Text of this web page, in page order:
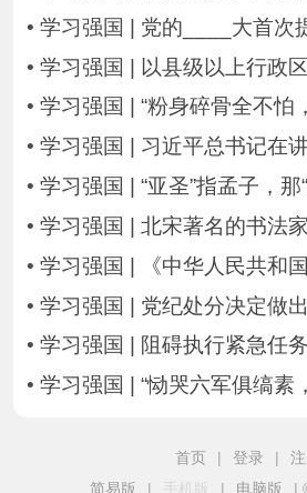
• 学习强国 | 党的____大首次
• 学习强国 | 以县级以上行政
• 学习强国 | “粉身碎骨全不怕
• 学习强国 | 习近平总书记在
• 学习强国 | “亚圣”指孟子，那
• 学习强国 | 北宋著名的书法
• 学习强国 | 《中华人民共和
• 学习强国 | 党纪处分决定做
• 学习强国 | 阻碍执行紧急任
• 学习强国 | “恸哭六军俱缟素
首页 | 登录 |
简易版
| 手机版 | 电脑版 |